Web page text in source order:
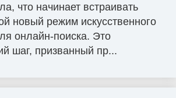
что начинает встраивать
новый режим искусственного
онлайн-поиска. Это
шаг, призванный пр...